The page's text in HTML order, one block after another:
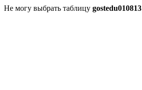
Не могу выбрать таблицу gostedu010813